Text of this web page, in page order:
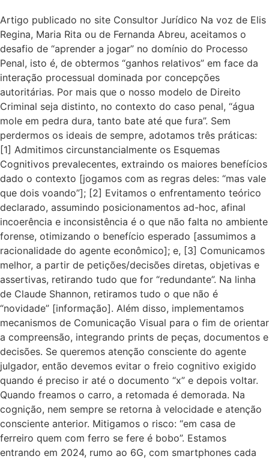
Artigo publicado no site Consultor Jurídico Na voz de Elis
Regina, Maria Rita ou de Fernanda Abreu, aceitamos o
desafio de “aprender a jogar” no domínio do Processo
Penal, isto é, de obtermos “ganhos relativos” em face da
interação processual dominada por concepções
autoritárias. Por mais que o nosso modelo de Direito
Criminal seja distinto, no contexto do caso penal, “água
mole em pedra dura, tanto bate até que fura”. Sem
perdermos os ideais de sempre, adotamos três práticas:
[1] Admitimos circunstancialmente os Esquemas
Cognitivos prevalecentes, extraindo os maiores benefícios
dado o contexto [jogamos com as regras deles: “mas vale
que dois voando”]; [2] Evitamos o enfrentamento teórico
declarado, assumindo posicionamentos ad-hoc, afinal
incoerência e inconsistência é o que não falta no ambiente
forense, otimizando o benefício esperado [assumimos a
racionalidade do agente econômico]; e, [3] Comunicamos
melhor, a partir de petições/decisões diretas, objetivas e
assertivas, retirando tudo que for “redundante”. Na linha
de Claude Shannon, retiramos tudo o que não é
“novidade” [informação]. Além disso, implementamos
mecanismos de Comunicação Visual para o fim de orientar
a compreensão, integrando prints de peças, documentos e
decisões. Se queremos atenção consciente do agente
julgador, então devemos evitar o freio cognitivo exigido
quando é preciso ir até o documento “x” e depois voltar.
Quando freamos o carro, a retomada é demorada. Na
cognição, nem sempre se retorna à velocidade e atenção
consciente anterior. Mitigamos o risco: “em casa de
ferreiro quem com ferro se fere é bobo”. Estamos
entrando em 2024, rumo ao 6G, com smartphones cada